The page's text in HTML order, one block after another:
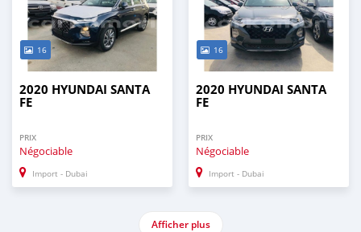
16
2020 HYUNDAI SANTA
FE
PRIX
Négociable
Import - Dubai
16
2020 HYUNDAI SANTA
FE
PRIX
Négociable
Import - Dubai
Afficher plus